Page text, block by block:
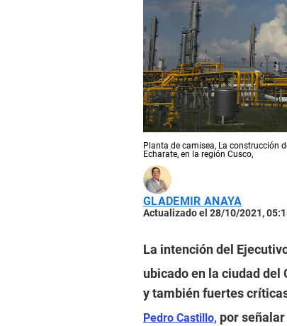
Planta de camisea, La construcción
Echarate, en la región Cusco,
GLADEMIR ANAYA
Actualizado el 28/10/2021,
La intención del
ubicado en la ciudad del
y también fuertes
Pedro Castillo, por